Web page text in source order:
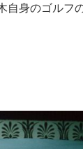
自身のゴルフ